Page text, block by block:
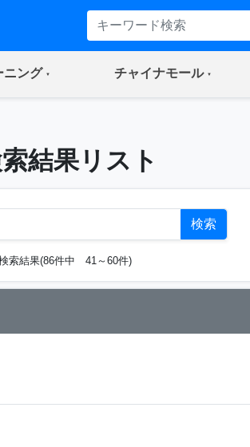
ニング(current) チャイナモール(current)
結果リスト
検索
索結果(86件中 41～60件)